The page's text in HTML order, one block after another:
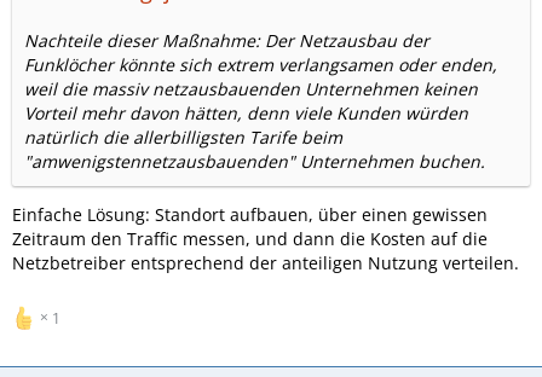
Nachteile dieser Maßnahme: Der Netzausbau der
Funklöcher könnte sich extrem verlangsamen oder enden,
weil die massiv netzausbauenden Unternehmen keinen
Vorteil mehr davon hätten, denn viele Kunden würden
natürlich die allerbilligsten Tarife beim
"amwenigstennetzausbauenden" Unternehmen buchen.
Einfache Lösung: Standort aufbauen, über einen gewissen
Zeitraum den Traffic messen, und dann die Kosten auf die
Netzbetreiber entsprechend der anteiligen Nutzung verteilen.
1